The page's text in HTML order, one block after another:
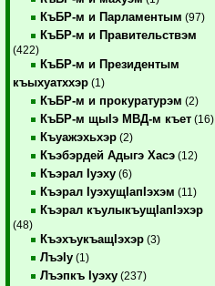
КъБР-м и Парламентым (97)
КъБР-м и Правительствэм
(422)
КъБР-м и Президентым
къыхуатххэр (1)
КъБР-м и прокуратурэм (2)
КъБР-м щыIэ МВД-м къет (16)
Къуажэхьхэр (2)
Къэбэрдей Адыгэ Хасэ (12)
Къэрал Iуэху (6)
Къэрал IуэхущIапIэхэм (11)
Къэрал къулыкъущIапIэхэр
(48)
КъэхъукъащIэхэр (3)
ЛъэIу (1)
Лъэпкъ Iуэху (237)